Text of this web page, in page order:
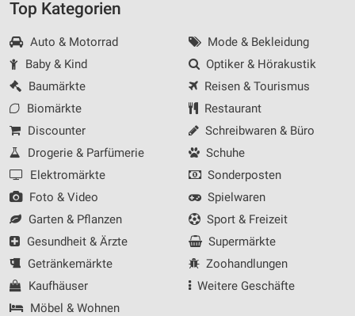
Top Kategorien
Auto & Motorrad
Baby & Kind
Baumärkte
Biomärkte
Discounter
Drogerie & Parfümerie
Elektromärkte
Foto & Video
Garten & Pflanzen
Gesundheit & Ärzte
Getränkemärkte
Kaufhäuser
Möbel & Wohnen
Mode & Bekleidung
Optiker & Hörakustik
Reisen & Tourismus
Restaurant
Schreibwaren & Büro
Schuhe
Sonderposten
Spielwaren
Sport & Freizeit
Supermärkte
Zoohandlungen
Weitere Geschäfte